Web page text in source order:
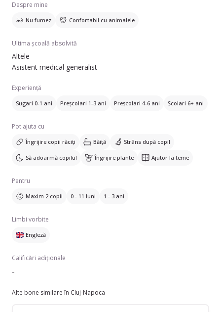
Despre mine
Nu fumez Confortabil cu animalele
Ultima școală absolvită
Altele
Asistent medical generalist
Experiență
Sugari 0-1 ani Preșcolari 1-3 ani Preșcolari 4-6 ani Școlari 6+ ani
Pot ajuta cu
Îngrijire copii răciți Băiță Strâns după copil
Să adoarmă copilul Îngrijire plante Ajutor la teme
Pentru
Maxim 2 copii 0 - 11 luni 1 - 3 ani
Limbi vorbite
Engleză
Calificări adiționale
-
Alte bone similare în Cluj-Napoca